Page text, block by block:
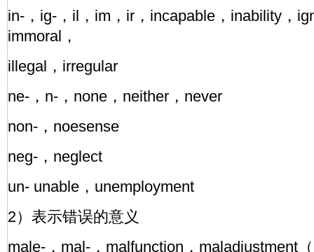
in-，ig-，il，im，ir，incapable，inability，
immoral，
illegal，irregular
ne-，n-，none，neither，never
non-，noesense
neg-，neglect
un- unable，unemployment
2）表示错误的意义
male-，mal-，malfunction，maladjustment